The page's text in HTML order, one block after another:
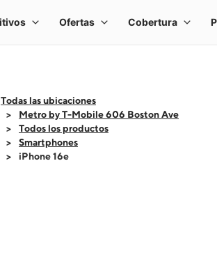
Todas las ubicaciones
Metro by T-Mobile 606 Boston Ave
Todos los productos
Smartphones
iPhone 16e